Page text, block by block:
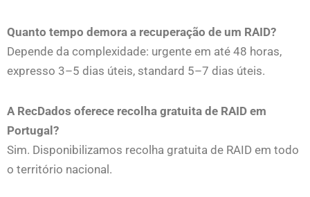
Quanto tempo demora a recuperação de um RAID?
Depende da complexidade: urgente em até 48 horas,
expresso 3–5 dias úteis, standard 5–7 dias úteis.
A RecDados oferece recolha gratuita de RAID em
Portugal?
Sim. Disponibilizamos recolha gratuita de RAID em todo
o território nacional.